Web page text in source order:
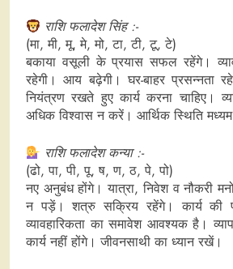
राशि फलादेश सिंह :-
(मा, मी, मू, मे, मो, टा, टी, टू, टे)
बकाया वसूली के प्रयास सफल रहेंगे।
रहेगी। आय बढ़ेगी। घर-बाहर प्रसन्नता
नियंत्रण रखते हुए कार्य करना चाहिए।
अधिक विश्वास न करें। आर्थिक स्थिति मध्यम
राशि फलादेश कन्या :-
(ढो, पा, पी, पू, ष, ण, ठ, पे, पो)
नए अनुबंध होंगे। यात्रा, निवेश व नौकरी
न पड़ें। शत्रु सक्रिय रहेंगे। कार्य की
व्यावहारिकता का समावेश आवश्यक है।
कार्य नहीं होंगे। जीवनसाथी का ध्यान रखें।